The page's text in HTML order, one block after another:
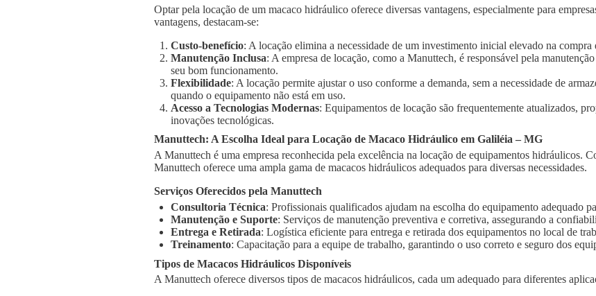
Optar pela locação de um macaco hidráulico oferece diversas vantagens, especialmente para
vantagens, destacam-se:
Custo-benefício: A locação elimina a necessidade de um investimento inicial elevado na compra
Manutenção Inclusa: A empresa de locação, como a Manuttech, é responsável pela
seu bom funcionamento.
Flexibilidade: A locação permite ajustar o uso conforme a demanda, sem a necessidade de
quando o equipamento não está em uso.
Acesso a Tecnologias Modernas: Equipamentos de locação são frequentemente atualizados,
inovações tecnológicas.
Manuttech: A Escolha Ideal para Locação de Macaco Hidráulico em Galiléia – MG
A Manuttech é uma empresa reconhecida pela excelência na locação de equipamentos hidráulicos.
Manuttech oferece uma ampla gama de macacos hidráulicos adequados para diversas necessidades.
Serviços Oferecidos pela Manuttech
Consultoria Técnica: Profissionais qualificados ajudam na escolha do equipamento adequado
Manutenção e Suporte: Serviços de manutenção preventiva e corretiva, assegurando a
Entrega e Retirada: Logística eficiente para entrega e retirada dos equipamentos no local de
Treinamento: Capacitação para a equipe de trabalho, garantindo o uso correto e seguro dos
Tipos de Macacos Hidráulicos Disponíveis
A Manuttech oferece diversos tipos de macacos hidráulicos, cada um adequado para diferentes